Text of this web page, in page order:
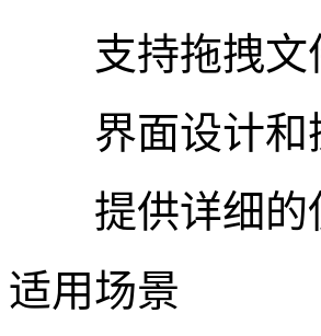
支持拖拽文
界面设计和
提供详细的使
适用场景